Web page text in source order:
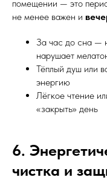
помещении — это
не менее важен и
За час до сна —
нарушает
Тёплый душ или
энергию
Лёгкое чтение
«закрыть» день
6.
чистка и